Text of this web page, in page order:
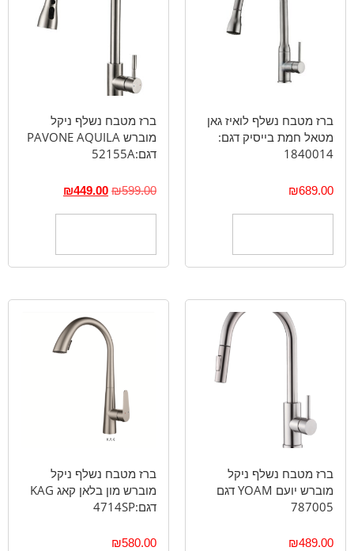
ברז מטבח נשלף לואיז גאן
מטאל חמת בייסיק דגם:
1840014
₪689.00
ברז מטבח נשלף ניקל
מוברש PAVONE AQUILA
דגם:52155A
₪599.00
₪449.00
ברז מטבח נשלף ניקל
מוברש יועם YOAM דגם
787005
₪489.00
ברז מטבח נשלף ניקל
מוברש מון בלאן קאג KAG
דגם:4714SP
₪580.00